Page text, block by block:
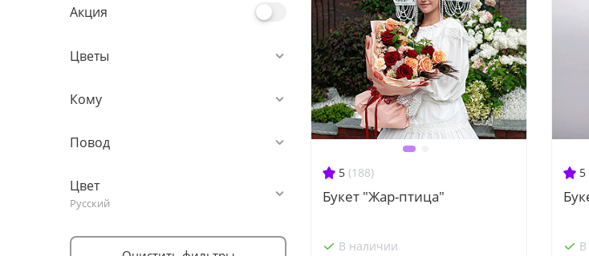
Акция
Цветы
Кому
Повод
Цвет
Русский
5 (188)
Букет "Жар-птица"
В наличии
5